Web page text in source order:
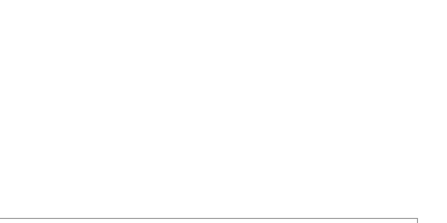
digunakan yaitu :
sisa-sisa bahan yang menonjol.
seperti bingkai pigura, list meja, dan lain-lain.